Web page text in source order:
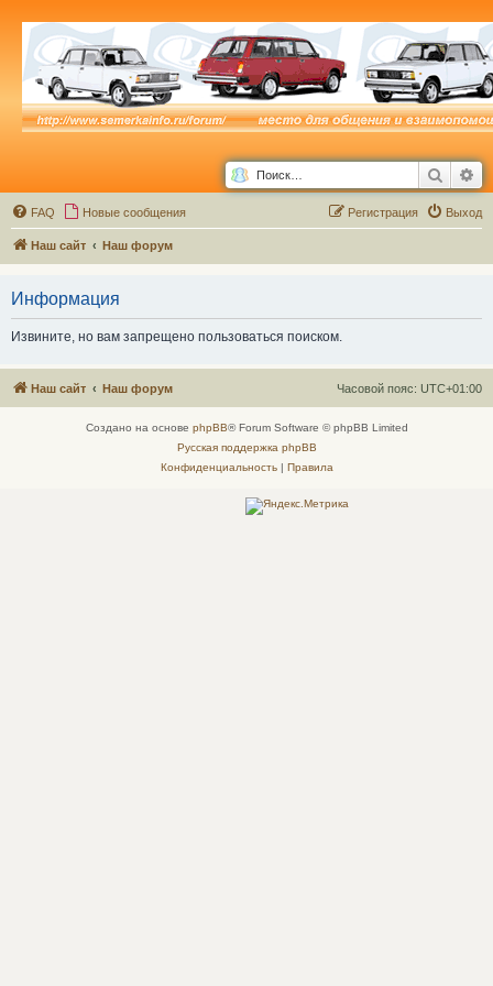
Поиск
FAQ Новые сообщения Выход
Регистрация
Наш сайт Наш форум
Информация
Извините, но вам запрещено пользоваться поиском.
Наш сайт Наш форум Часовой пояс: UTC+01:00
Создано на основе phpBB® Forum Software © phpBB Limited
Русская поддержка phpBB
Конфиденциальность| Правила